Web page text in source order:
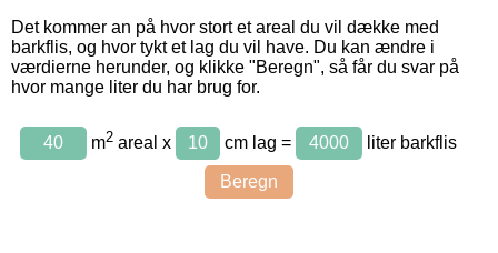
Det kommer an på hvor stort et areal du vil dække med
barkflis, og hvor tykt et lag du vil have. Du kan ændre i
værdierne herunder, og klikke "Beregn", så får du svar på
hvor mange liter du har brug for.
m2areal x cm lag = liter barkflis